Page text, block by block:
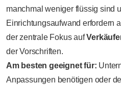
manchmal weniger flüssig sind
Einrichtungsaufwand erfordern
der zentrale Fokus auf
der Vorschriften.
Am besten geeignet für:
Anpassungen benötigen oder